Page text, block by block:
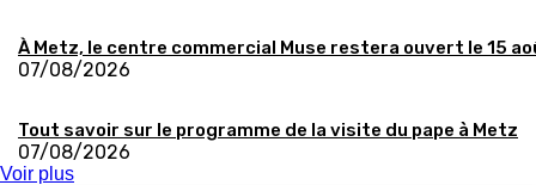
À Metz, le centre commercial Muse restera ouvert le 15
07/08/2026
Tout savoir sur le programme de la visite du pape à Metz
07/08/2026
Voir plus